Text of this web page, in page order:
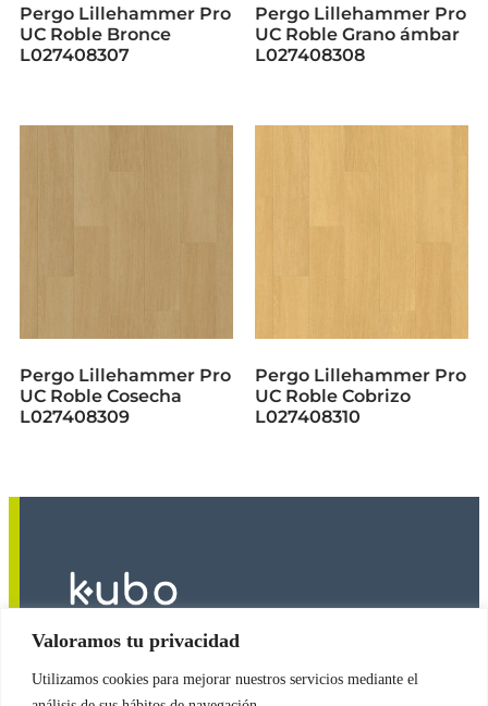
Valoramos tu privacidad
Utilizamos cookies para mejorar nuestros servicios mediante el
Pergo Lillehammer Pro
UC Roble Bronce
L027408307
Pergo Lillehammer Pro
UC Roble Grano ámbar
L027408308
Pergo Lillehammer Pro
UC Roble Cosecha
L027408309
Pergo Lillehammer Pro
UC Roble Cobrizo
L027408310
2026